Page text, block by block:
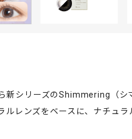
新シリーズのShimmering（シ
ルレンズをベースに、ナチュ